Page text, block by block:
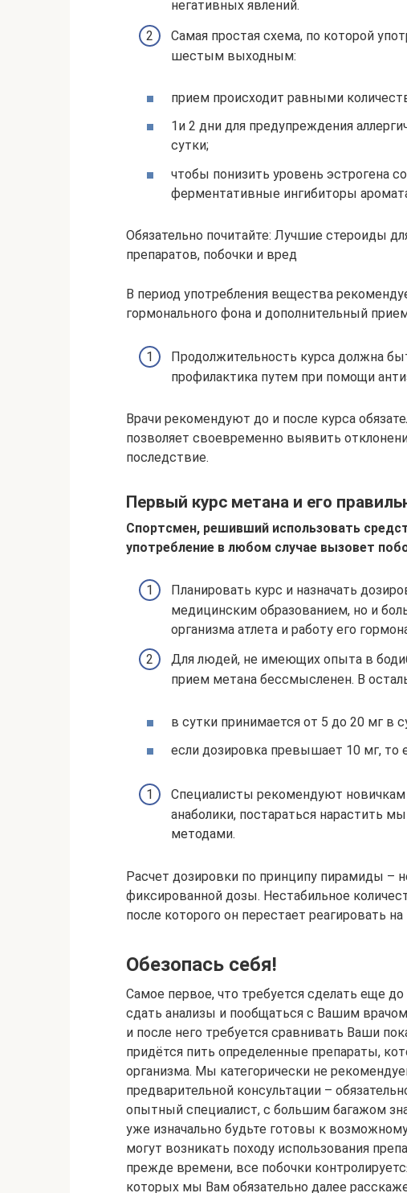
негативных явлений.
Самая простая схема, по которой
шестым выходным:
прием происходит равными
1и 2 дни для предупреждения
сутки;
чтобы понизить уровень эстрогена
ферментативные ингибиторы
Обязательно почитайте: Лучшие стероиды
препаратов, побочки и вред
В период употребления вещества
гормонального фона и дополнительный
Продолжительность курса должна
профилактика путем при помощи
Врачи рекомендуют до и после курса
позволяет своевременно выявить
последствие.
Первый курс метана и его
Спортсмен, решивший использовать
употребление в любом случае вызовет
Планировать курс и назначать
медицинским образованием, но и
организма атлета и работу его
Для людей, не имеющих опыта в
прием метана бессмысленен. В
в сутки принимается от 5 до 20 мг в
если дозировка превышает 10 мг, то
Специалисты рекомендуют новичкам
анаболики, постараться нарастить
методами.
Расчет дозировки по принципу пирамиды –
фиксированной дозы. Нестабильное
после которого он перестает реагировать
Обезопась себя!
Самое первое, что требуется сделать еще
сдать анализы и пообщаться с Вашим
и после него требуется сравнивать Ваши
придётся пить определенные препараты,
организма. Мы категорически не
предварительной консультации –
опытный специалист, с большим багажом
уже изначально будьте готовы к
могут возникать походу использования
прежде времени, все побочки
которых мы Вам обязательно далее